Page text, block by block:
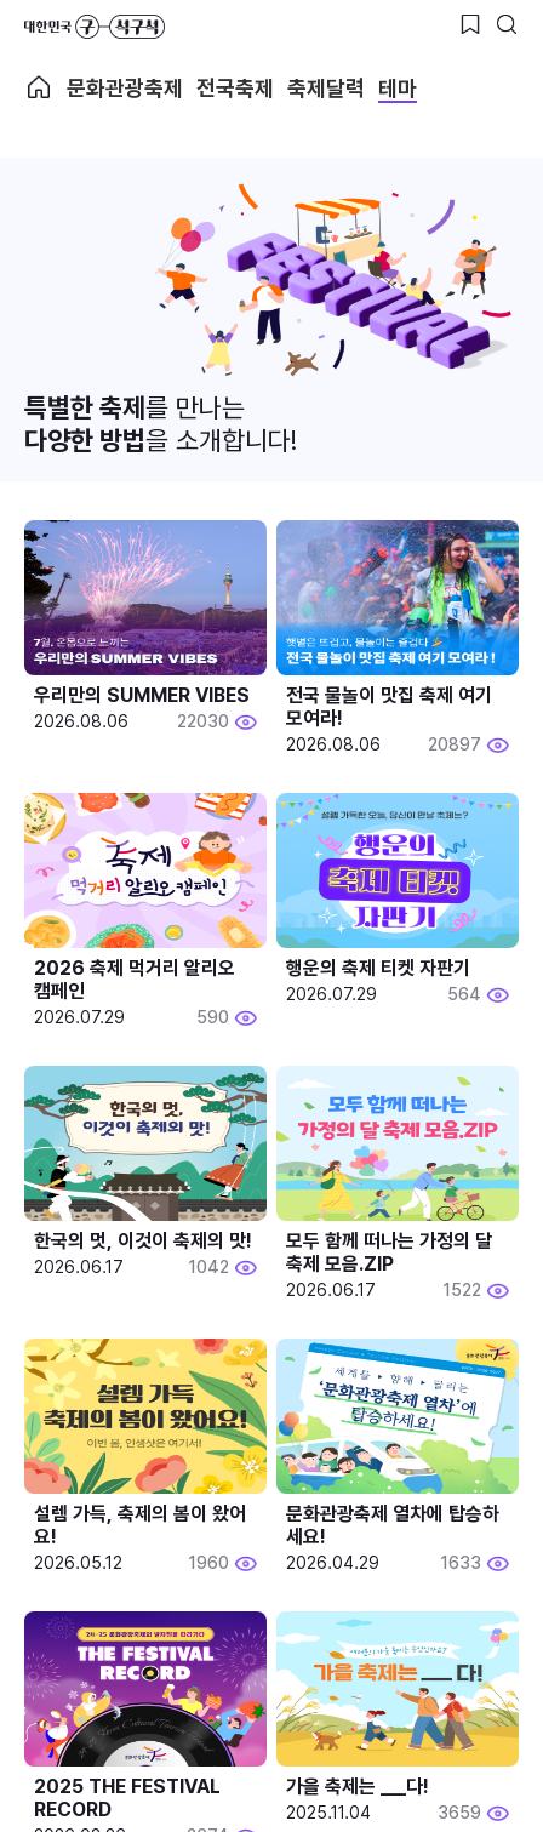
문화관광축제 전국축제 축제달력 테마
특별한 축제를 만나는
다양한 방법을 소개합니다!
우리만의 SUMMER VIBES
2026.08.06 22030
전국 물놀이 맛집 축제 여기
모여라!
2026.08.06 20897
2026 축제 먹거리 알리오
캠페인
2026.07.29 590
행운의 축제 티켓 자판기
2026.07.29 564
한국의 멋, 이것이 축제의 맛!
2026.06.17 1042
모두 함께 떠나는 가정의 달
축제 모음.ZIP
2026.06.17 1522
설렘 가득, 축제의 봄이 왔어
요!
2026.05.12 1960
문화관광축제 열차에 탑승하
세요!
2026.04.29 1633
2025 THE FESTIVAL
RECORD
2025.11.04 3659